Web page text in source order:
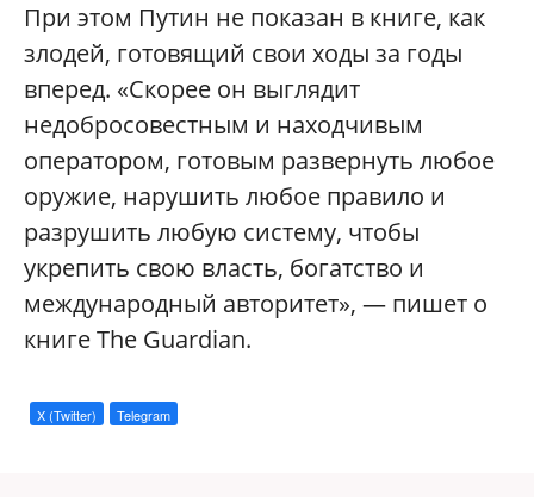
При этом Путин не показан в книге, как
злодей, готовящий свои ходы за годы
вперед. «Скорее он выглядит
недобросовестным и находчивым
оператором, готовым развернуть любое
оружие, нарушить любое правило и
разрушить любую систему, чтобы
укрепить свою власть, богатство и
международный авторитет», — пишет о
книге The Guardian.
X (Twitter) Telegram